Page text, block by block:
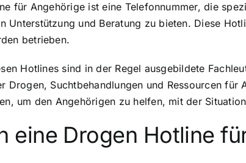
für Angehörige ist eine Telefonnummer, die
Unterstützung und Beratung zu bieten. Diese
betrieben.
Hotlines sind in der Regel ausgebildete
Drogen, Suchtbehandlungen und Ressourcen
, um den Angehörigen zu helfen, mit der
eine Drogen Hotline